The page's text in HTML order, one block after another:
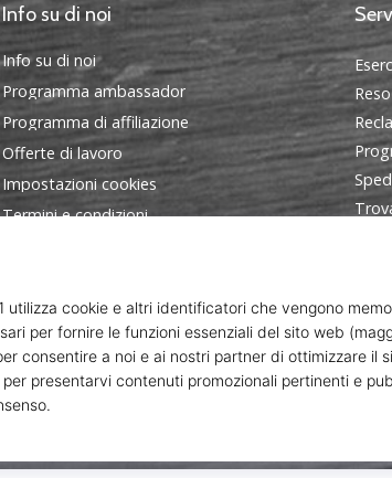
Info su di noi
Info su di noi
Programma ambassador
Programma di affiliazione
Offerte di lavoro
Impostazioni cookies
Termini e condizioni
Topforsport s. r. o., Dukelská třída 1666/106,